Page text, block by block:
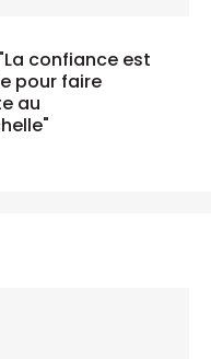
confiance est
pour faire
au